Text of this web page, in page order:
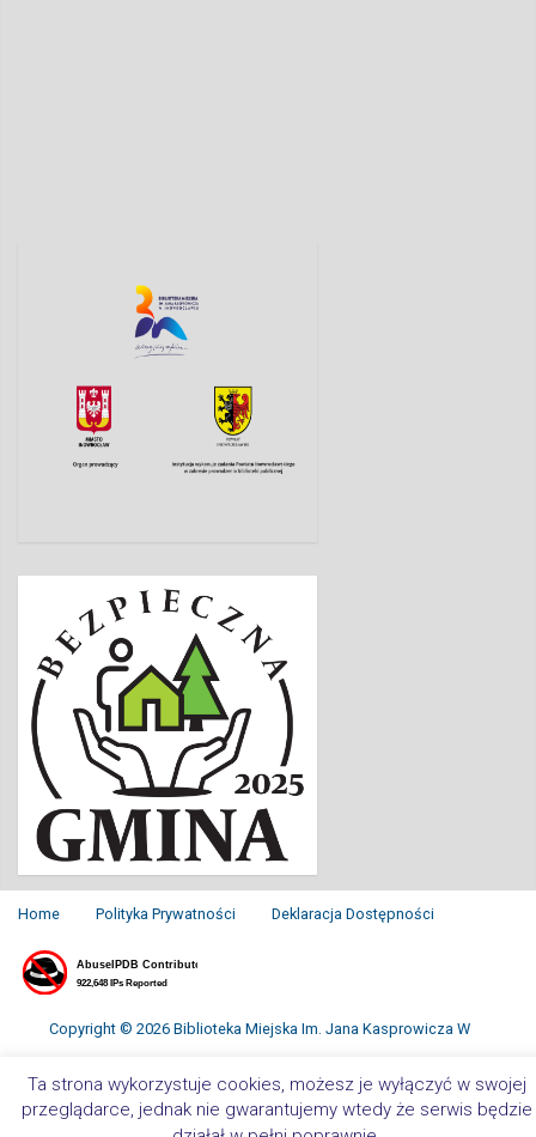
Home Polityka Prywatności Deklaracja Dostępności
Copyright © 2026 Biblioteka Miejska Im. Jana Kasprowicza W
Inowrocławiu. All Rights Reserved.
Ta strona wykorzystuje cookies, możesz je wyłączyć w swojej
przeglądarce, jednak nie gwarantujemy wtedy że serwis będzie